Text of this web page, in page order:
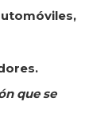
que se